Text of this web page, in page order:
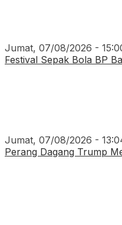
Jumat, 07/08/2026 -
Festival Sepak Bola BP
Jumat, 07/08/2026 -
Perang Dagang Trump